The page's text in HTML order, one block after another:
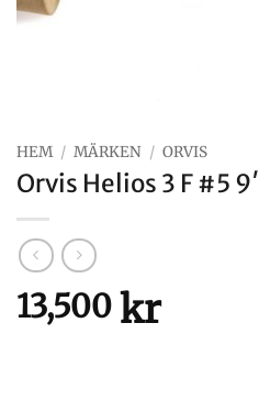
HEM / MÄRKEN / ORVIS
Orvis Helios 3 F #5 9′
13,500kr